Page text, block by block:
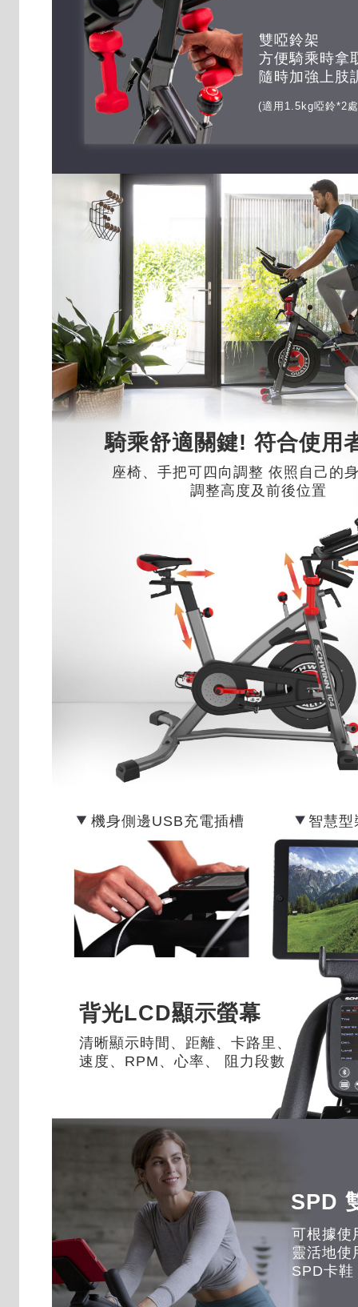
雙啞鈴架
方便騎乘時拿
隨時加強上肢
(適用1.5kg啞鈴*2
騎乘舒適關鍵! 符合使用
座椅、手把可四向調整 依照自己的
調整高度及前後位置
機身側邊USB充電插槽 智慧型
背光LCD顯示螢幕
清晰顯示時間、距離、卡路里、
速度、RPM、心率、 阻力段數
SPD
可根據使
靈活地使
SPD卡鞋